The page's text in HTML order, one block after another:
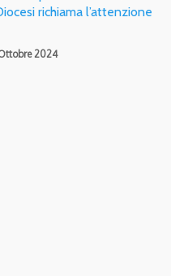
richiama l’attenzione
2024